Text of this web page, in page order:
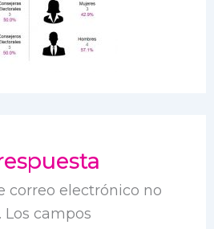
correo electrónico no
Los campos